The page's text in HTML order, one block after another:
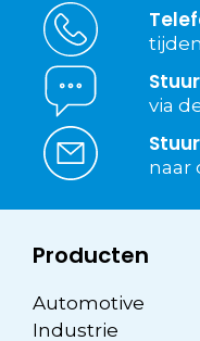
via
naar
Producten
Automotive
Industrie